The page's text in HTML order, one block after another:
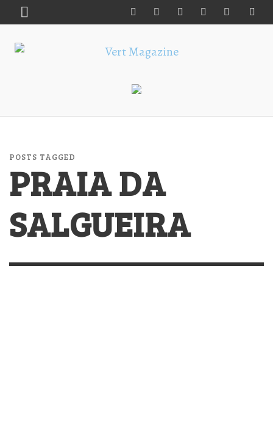
POSTS TAGGED
PRAIA DA
SALGUEIRA